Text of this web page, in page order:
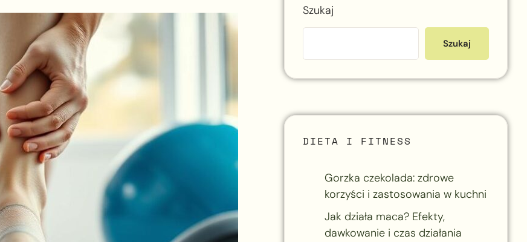
Szukaj
Szukaj
DIETA I FITNESS
Gorzka czekolada: zdrowe
korzyści i zastosowania w kuchni
Jak działa maca? Efekty,
dawkowanie i czas działania